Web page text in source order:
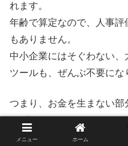
れます。
年齢で算定なので、人事
もありません。
中小企業にはそぐわない
ツールも、ぜんぶ不要にな
つまり、お金を生まない
ムダなので、
そこを統一ルールにして
メニュー ホーム